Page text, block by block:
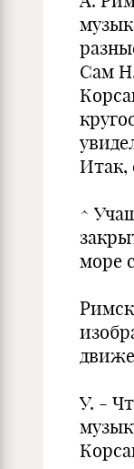
Сам
Итак,
^
море
У. -